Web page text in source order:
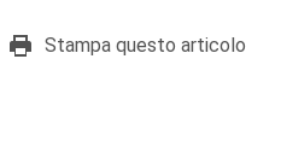
Stampa questo articolo